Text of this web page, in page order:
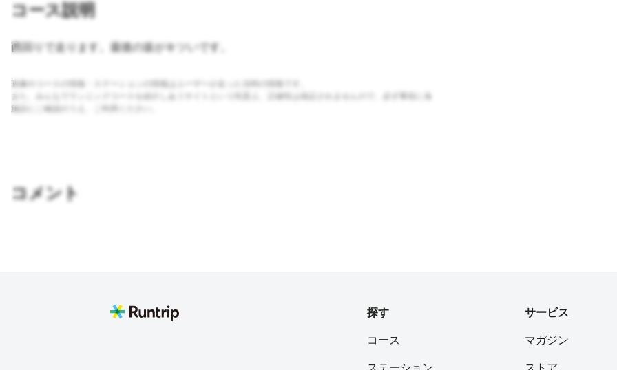
コース説明
西回りで走ります。最後の坂がキツいです。
画像やコースの情報・ステーションの情報はユーザーが走った当時の情報です。
また、みんなでランニングコースを紹介しあうサイトという性質上、正確性は保証されませんので、必ず事前に各
施設にご確認のうえ、ご利用ください。
コメント
探す
コース
ステーション
サービス
マガジン
ストア